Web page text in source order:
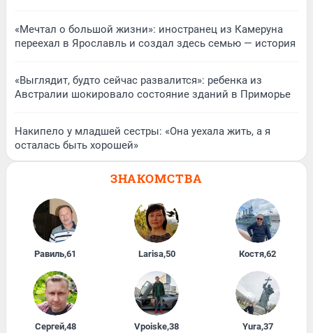
«Мечтал о большой жизни»: иностранец из Камеруна
переехал в Ярославль и создал здесь семью — история
«Выглядит, будто сейчас развалится»: ребенка из
Австралии шокировало состояние зданий в Приморье
Накипело у младшей сестры: «Она уехала жить, а я
осталась быть хорошей»
ЗНАКОМСТВА
Равиль,61 Larisa,50 Костя,62
Сергей,48 Vpoiske,38 Yura,37